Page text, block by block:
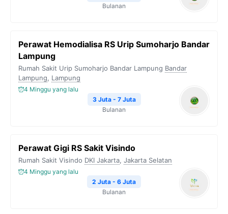
Bulanan
Perawat Hemodialisa RS Urip Sumoharjo Bandar
Lampung
Rumah Sakit Urip Sumoharjo Bandar Lampung Bandar
Lampung, Lampung
4 Minggu yang lalu
3 Juta - 7 Juta
Bulanan
Perawat Gigi RS Sakit Visindo
Rumah Sakit Visindo DKI Jakarta, Jakarta Selatan
4 Minggu yang lalu
2 Juta - 6 Juta
Bulanan